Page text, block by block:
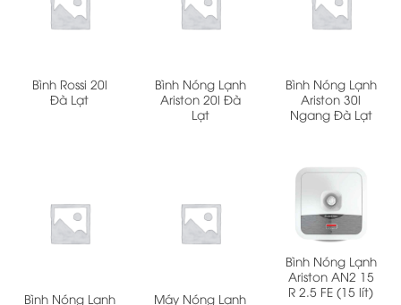
Bình Rossi 20l
Đà Lạt
Bình Nóng Lạnh
Ariston 20l Đà
Lạt
Bình Nóng Lạnh
Ariston 30l
Ngang Đà Lạt
Bình Nóng Lạnh Máy Nóng Lạnh
Bình Nóng Lạnh
Ariston AN2 15
R 2.5 FE (15 lít)